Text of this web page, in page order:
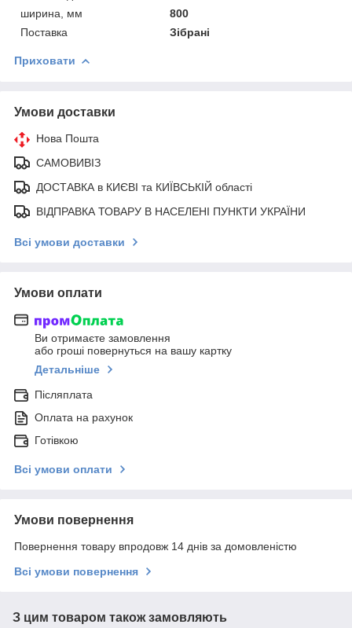
ширина, мм
800
Поставка
Зібрані
Приховати
Умови доставки
Нова Пошта
САМОВИВІЗ
ДОСТАВКА в КИЄВІ та КИЇВСЬКІЙ області
ВІДПРАВКА ТОВАРУ В НАСЕЛЕНІ ПУНКТИ УКРАЇНИ
Всі умови доставки
Умови оплати
Ви отримаєте замовлення
або гроші повернуться на вашу картку
Детальніше
Післяплата
Оплата на рахунок
Готівкою
Всі умови оплати
Умови повернення
Повернення товару впродовж 14 днів за домовленістю
Всі умови повернення
З цим товаром також замовляють